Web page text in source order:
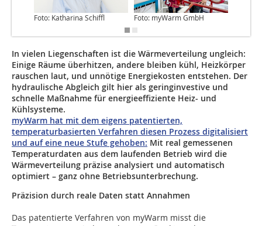
Foto: Katharina Schiffl Foto: myWarm GmbH
In vielen Liegenschaften ist die Wärmeverteilung ungleich:
Einige Räume überhitzen, andere bleiben kühl, Heizkörper
rauschen laut, und unnötige Energiekosten entstehen. Der
hydraulische Abgleich gilt hier als geringinvestive und
schnelle Maßnahme für energieeffiziente Heiz- und
Kühlsysteme.
myWarm hat mit dem eigens patentierten,
temperaturbasierten Verfahren diesen Prozess digitalisiert
und auf eine neue Stufe gehoben: Mit real gemessenen
Temperaturdaten aus dem laufenden Betrieb wird die
Wärmeverteilung präzise analysiert und automatisch
optimiert – ganz ohne Betriebsunterbrechung.
Präzision durch reale Daten statt Annahmen
Das patentierte Verfahren von myWarm misst die